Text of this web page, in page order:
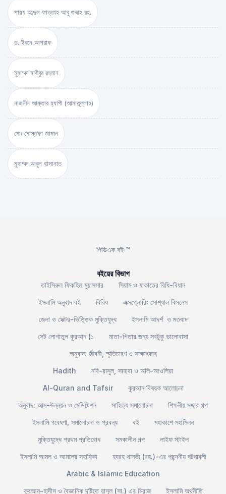
শায়খ আব্দুল ফাত্তাহ আবু গুদ্দাহ রহ.
ড. ইবনে আশরাফ
মুহাম্মদ হাবীবুর রহমান
নাজনীন আক্তার হ্যাপী (আমাতুল্লাহ)
মোঃ মোস্তফা জামান
মুহাম্মদ আবুল হাসানাত
পিডিএফ বই ™
বইয়ের বিভাগ
তাইসিরুল ফিকহিল মুয়াসসার
সিয়াম ও যাকাতের বিধি-বিধান
ইসলামি অনুবাদ বই
বিবিধ
এক্সপ্লোরিং সোশ্যাল বিসনেস
জেলা ও সেক্টর-ভিত্তিক মুক্তিযুদ্ধ
ইসলামি আদর্শ ও মতবাদ
সেট লোগাতুল কুরআন (১
মাতা-পিতার জন্য সবটুকু ভালোবাসা
অনুবাদ: জীবনী, স্মৃতিচারণ ও সাক্ষাৎকার
Hadith
নবি-রাসুল, সাহাবা ও অলি-আওলিয়া
Al-Quran and Tafsir
কুরআন বিষয়ক আলোচনা
অনুবাদ: আত্ম-উন্নয়ন ও মেডিটেশন
সাহিত্য সমালোচনা
শিক্ষনীয় মজার গল্প
ইসলামি গবেষণা, সমালোচনা ও প্রবন্ধ
বই
মহাকাশে মহামিলন
মুক্তিযুদ্ধে প্রথম প্রতিরোধ
সমকালীন গল্প
লাইফ স্টাইল
ইসলামি আমল ও আমলের সহায়িকা
হযরহ থানভী (রহ.)-এর পছন্দনীয় ঘটনাবলী
Arabic & Islamic Education
কুরআন-হাদীস ও বৈজ্ঞানিক দৃষ্টিতে রাসূল (সা.) এর মিরাজ
ইসলামি অর্থনীতি